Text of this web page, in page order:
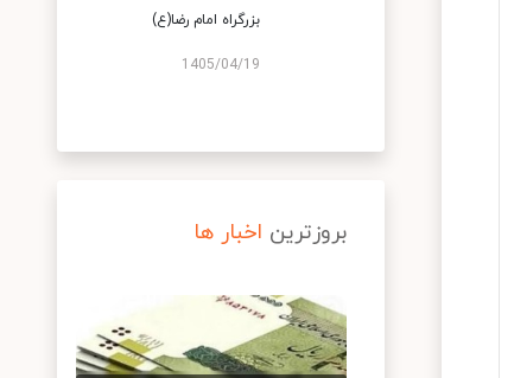
بزرگراه امام رضا(ع)
1405/04/19
بروزترین اخبار ها